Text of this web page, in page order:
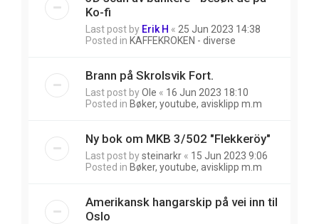
Ko-fi
Last post by Erik H « 25 Jun 2023 14:38
Posted in KAFFEKROKEN - diverse
Brann på Skrolsvik Fort.
Last post byOle « 16 Jun 2023 18:10
Posted in Bøker, youtube, avisklipp m.m
Ny bok om MKB 3/502 "Flekkeröy"
Last post bysteinarkr « 15 Jun 2023 9:06
Posted in Bøker, youtube, avisklipp m.m
Amerikansk hangarskip på vei inn til
Oslo